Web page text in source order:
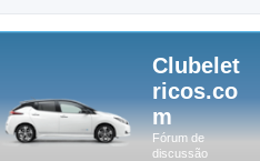
Clubelet
ricos.co
m
Fórum de
discussão